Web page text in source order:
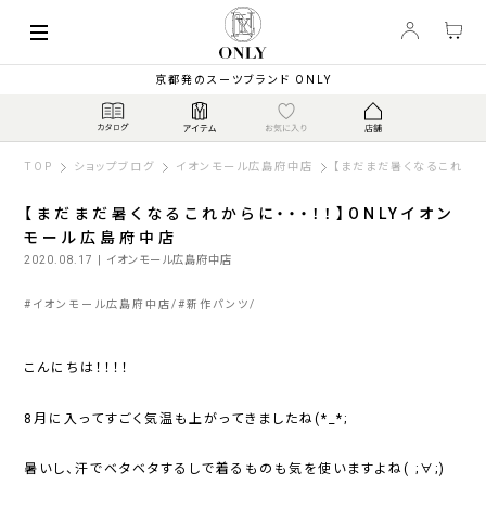
京都発のスーツブランド ONLY
TOP ショップブログ イオンモール広島府中店 【まだまだ暑くなるこれか
【まだまだ暑くなるこれからに・・・！！】ONLYイオン
モール広島府中店
2020.08.17 | イオンモール広島府中店
# イオンモール広島府中店 #新作パンツ
こんにちは！！！！
8月に入ってすごく気温も上がってきましたね(*_*;
暑いし、汗でベタベタするしで着るものも気を使いますよね( ;∀;)